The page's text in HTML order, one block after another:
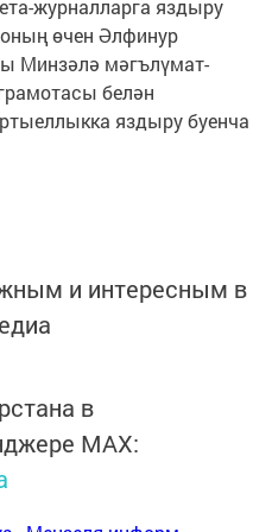
журналларга яздыру
өчен Әлфинур
Минзәлә мәгълүмат-
белән
яздыру буенча
и интересным в
в
MАХ: